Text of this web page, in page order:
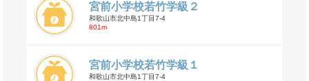
宮前小学校若竹学級２
和歌山市北中島1丁目7-4
801m
宮前小学校若竹学級１
和歌山市北中島1丁目7-4